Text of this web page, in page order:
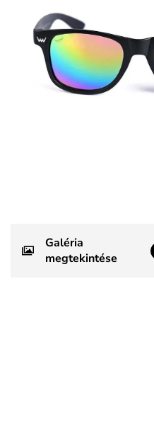
Galéria
megtekintése